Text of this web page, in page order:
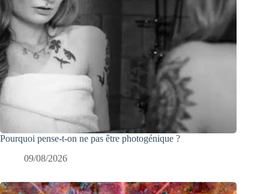
Pourquoi pense-t-on ne pas être photogénique ?
09/08/2026